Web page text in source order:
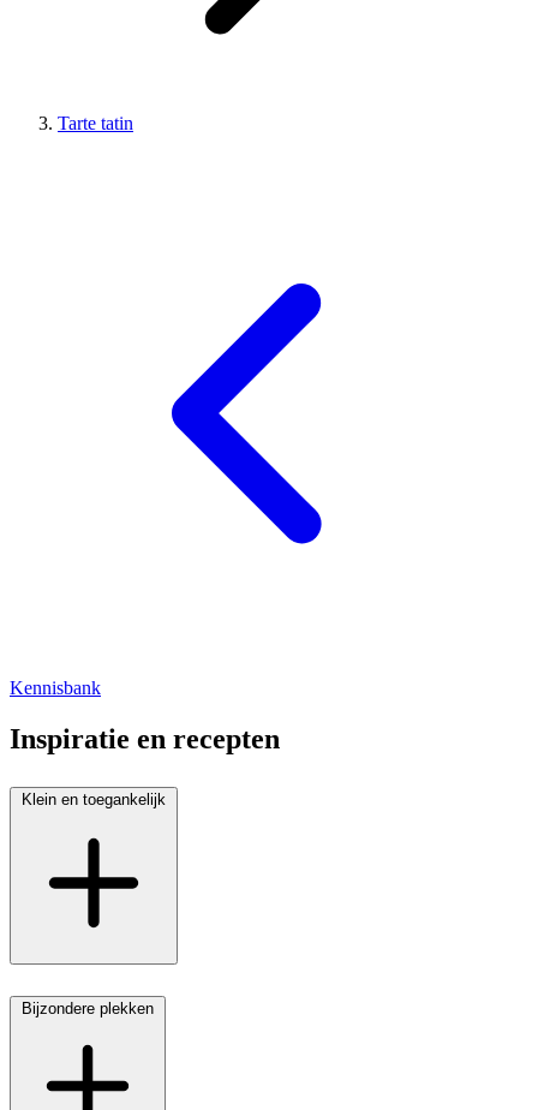
Tarte tatin
Kennisbank
Inspiratie en recepten
Klein en toegankelijk
Bijzondere plekken